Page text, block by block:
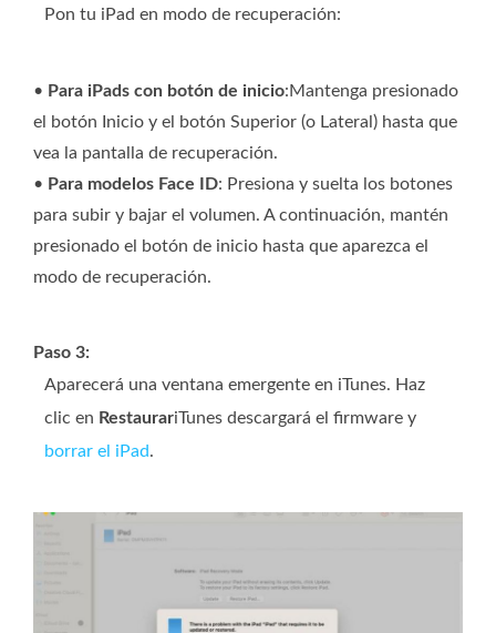
Pon tu iPad en modo de recuperación:
• Para iPads con botón de inicio:Mantenga presionado
el botón Inicio y el botón Superior (o Lateral) hasta que
vea la pantalla de recuperación.
• Para modelos Face ID: Presiona y suelta los botones
para subir y bajar el volumen. A continuación, mantén
presionado el botón de inicio hasta que aparezca el
modo de recuperación.
Paso 3:
Aparecerá una ventana emergente en iTunes. Haz
clic en RestaurariTunes descargará el firmware y
borrar el iPad.